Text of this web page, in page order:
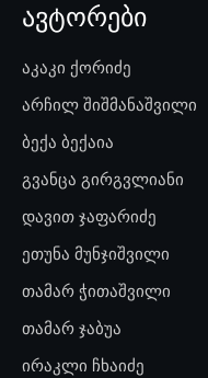
ავტორები
აკაკი ქორიძე
არჩილ შიშმანაშვილი
ბექა ბექაია
გვანცა გირგვლიანი
დავით ჯაფარიძე
ეთუნა მუნჯიშვილი
თამარ ჭითაშვილი
თამარ ჯაბუა
ირაკლი ჩხაიძე